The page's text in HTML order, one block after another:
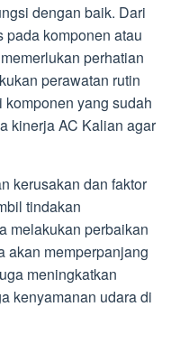
dengan baik. Dari
komponen atau
perhatian
perawatan rutin
yang sudah
kinerja AC Kalian agar
kerusakan dan faktor
tindakan
melakukan perbaikan
akan memperpanjang
meningkatkan
kenyamanan udara di